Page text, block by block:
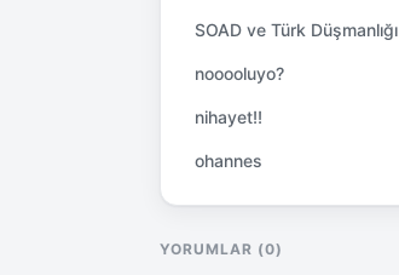
SOAD ve Türk Düşmanlığı
nooooluyo?
nihayet!!
ohannes
YORUMLAR (0)